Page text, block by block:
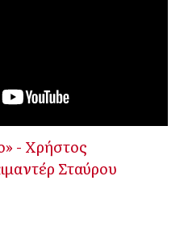
- Χρήστος
Σταύρου